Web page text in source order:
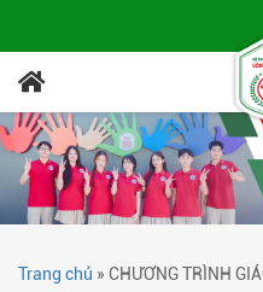
Trang chủ » CHƯƠNG TRÌNH